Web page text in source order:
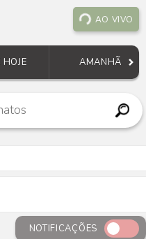
AO VIVO
HOJE AMANHÃ
NOTIFICAÇÕES